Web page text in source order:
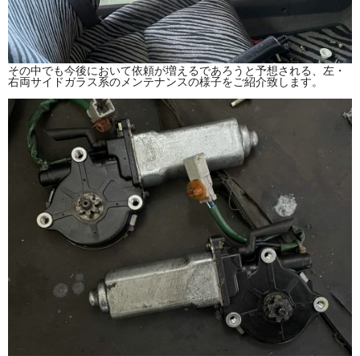
その中でも今後において依頼が増えるであろうと予想される、左・
右両サイドガラス系のメンテナンスの様子をご紹介致します。